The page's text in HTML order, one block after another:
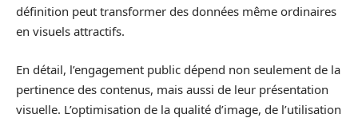
définition peut transformer des données même ordinaires
en visuels attractifs.
En détail, l’engagement public dépend non seulement de la
pertinence des contenus, mais aussi de leur présentation
visuelle. L’optimisation de la qualité d’image, de l’utilisation